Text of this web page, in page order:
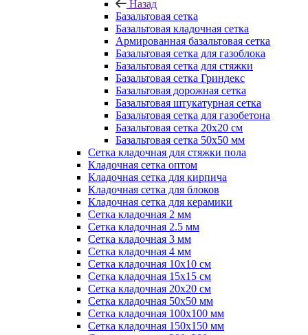
Назад
Базальтовая сетка
Базальтовая кладочная сетка
Армированная базальтовая сетка
Базальтовая сетка для газоблока
Базальтовая сетка для стяжки
Базальтовая сетка Гриндекс
Базальтовая дорожная сетка
Базальтовая штукатурная сетка
Базальтовая сетка для газобетона
Базальтовая сетка 20x20 см
Базальтовая сетка 50x50 мм
Сетка кладочная для стяжки пола
Кладочная сетка оптом
Кладочная сетка для кирпича
Кладочная сетка для блоков
Кладочная сетка для керамики
Сетка кладочная 2 мм
Сетка кладочная 2.5 мм
Сетка кладочная 3 мм
Сетка кладочная 4 мм
Сетка кладочная 10x10 см
Сетка кладочная 15x15 см
Сетка кладочная 20x20 см
Сетка кладочная 50x50 мм
Сетка кладочная 100x100 мм
Сетка кладочная 150x150 мм